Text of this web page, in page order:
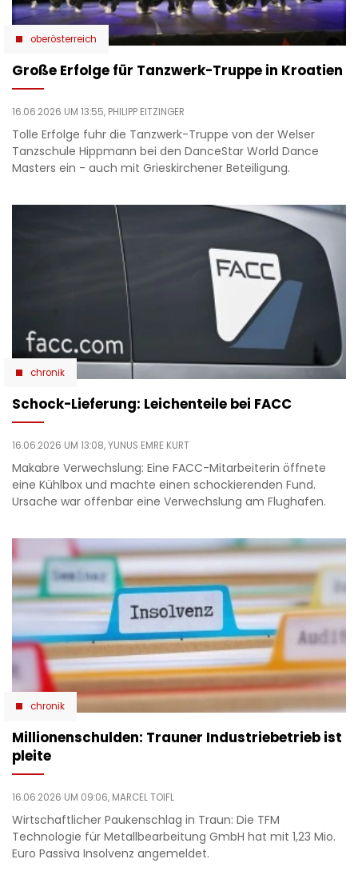
oberösterreich
Große Erfolge für Tanzwerk-Truppe in Kroatien
16.06.2026 UM 13:55, PHILIPP EITZINGER
Tolle Erfolge fuhr die Tanzwerk-Truppe von der Welser
Tanzschule Hippmann bei den DanceStar World Dance
Masters ein - auch mit Grieskirchener Beteiligung.
chronik
Schock-Lieferung: Leichenteile bei FACC
16.06.2026 UM 13:08,YUNUS EMRE KURT
Makabre Verwechslung: Eine FACC-Mitarbeiterin öffnete
eine Kühlbox und machte einen schockierenden Fund.
Ursache war offenbar eine Verwechslung am Flughafen.
chronik
Millionenschulden: Trauner Industriebetrieb ist
pleite
16.06.2026 UM 09:06, MARCEL TOIFL
Wirtschaftlicher Paukenschlag in Traun: Die TFM
Technologie für Metallbearbeitung GmbH hat mit 1,23 Mio.
Euro Passiva Insolvenz angemeldet.